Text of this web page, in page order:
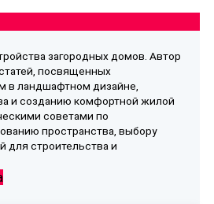
загородных домов. Автор
посвященных
ландшафтном дизайне,
и созданию комфортной жилой
советами по
пространства, выбору
для строительства и